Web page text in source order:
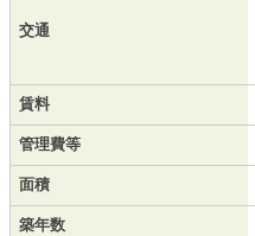
交通
賃料
管理費等
面積
築年数